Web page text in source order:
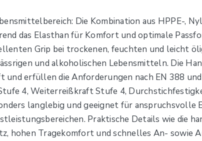
Die Kombination aus HPPE-,
das Elasthan für Komfort und optimale
Grip bei trockenen, feuchten und leicht
und alkoholischen Lebensmitteln. Die
erfüllen die Anforderungen nach EN 388
4, Weiterreißkraft Stufe 4,
langlebig und geeignet für anspruchsvolle
Praktische Details wie die
hohen Tragekomfort und schnelles An- sowie